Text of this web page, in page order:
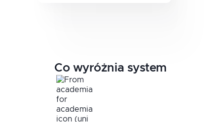
Co wyróżnia system